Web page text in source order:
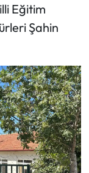
Eğitim
Şahin